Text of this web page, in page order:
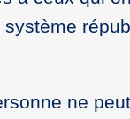
ne